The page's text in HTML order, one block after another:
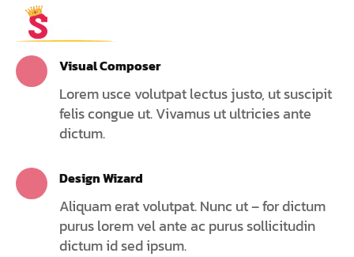
Visual Composer
Lorem usce volutpat lectus justo, ut suscipit
felis congue ut. Vivamus ut ultricies ante
dictum.
Design Wizard
Aliquam erat volutpat. Nunc ut – for dictum
purus lorem vel ante ac purus sollicitudin
dictum id sed ipsum.